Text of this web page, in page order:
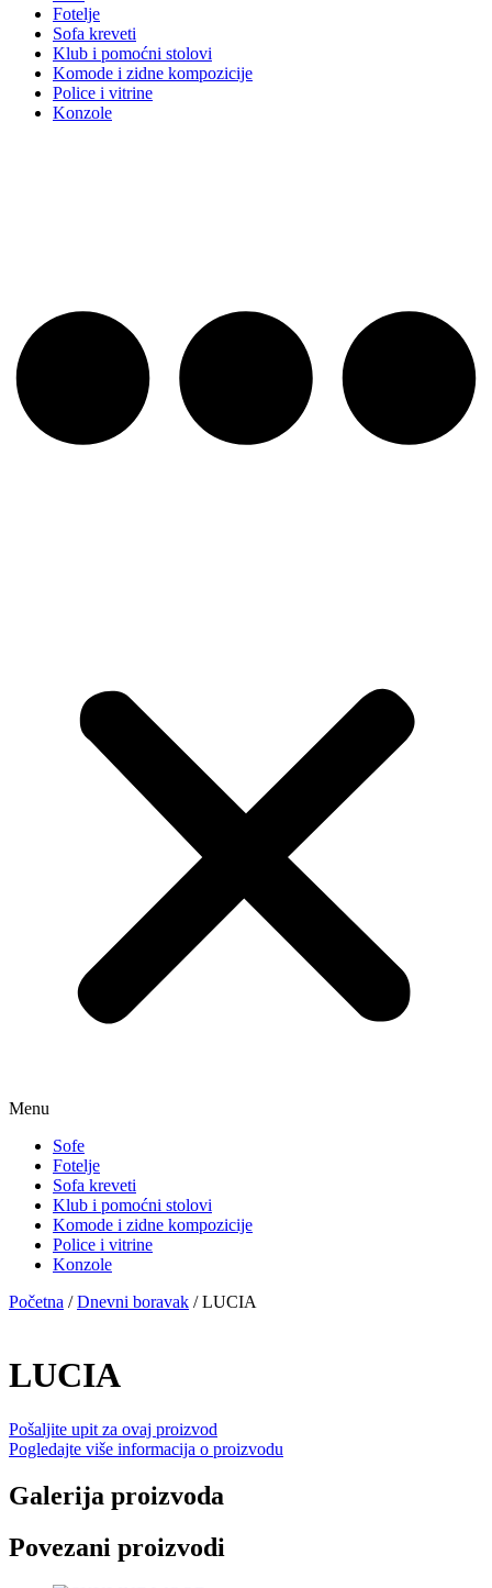
Fotelje
Sofa kreveti
Klub i pomoćni stolovi
Komode i zidne kompozicije
Police i vitrine
Konzole
Menu
Sofe
Fotelje
Sofa kreveti
Klub i pomoćni stolovi
Komode i zidne kompozicije
Police i vitrine
Konzole
Početna /Dnevni boravak / LUCIA
LUCIA
Pošaljite upit za ovaj proizvod
Pogledajte više informacija o proizvodu
Galerija proizvoda
Povezani proizvodi